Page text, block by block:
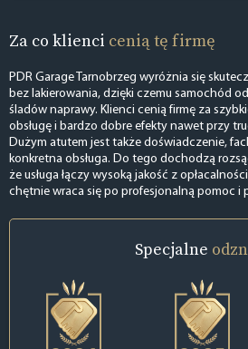
Za co klienci cenią tę firmę
PDR Garage Tarnobrzeg wyróżnia się
bez lakierowania, dzięki czemu samochód
śladów naprawy. Klienci cenią firmę za
obsługę i bardzo dobre efekty nawet przy
Dużym atutem jest także doświadczenie,
konkretna obsługa. Do tego dochodzą
że usługa łączy wysoką jakość z
chętnie wraca się po profesjonalną pomoc i
Specjalne